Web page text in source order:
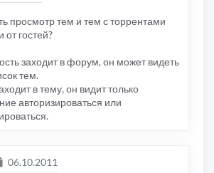
просмотр тем и тем с торрентами
гостей?
заходит в форум, он может видеть
тем.
в тему, он видит только
авторизироваться или
Сообщение
06.10.2011